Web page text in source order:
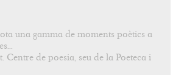
una gamma de moments poètics a
Centre de poesia, seu de la Poeteca i